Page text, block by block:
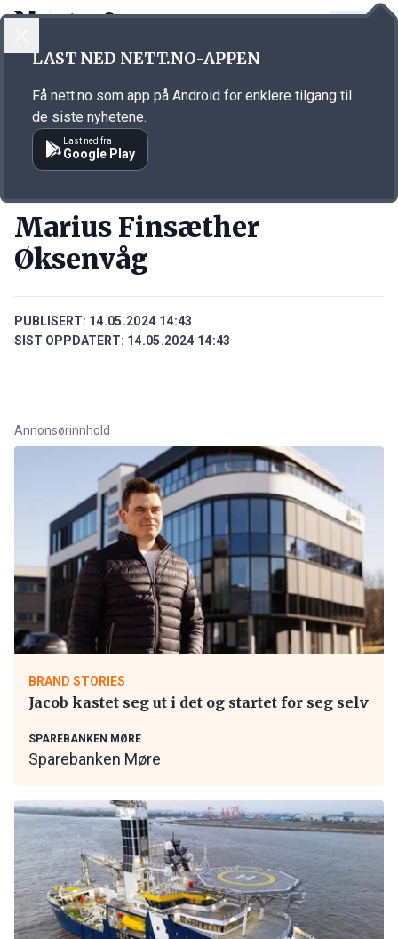
Annonsørinnhold
Marius Finsæther
Øksenvåg
PUBLISERT: 14.05.2024 14:43
SIST OPPDATERT: 14.05.2024 14:43
Annonsørinnhold
BRAND STORIES
Jacob kastet seg ut i det og startet for seg selv
SPAREBANKEN MØRE
Sparebanken Møre
LAST NED NETT.NO-APPEN
Få nett.no som app på Android for enklere tilgang til
de siste nyhetene.
Last ned fra
Google Play